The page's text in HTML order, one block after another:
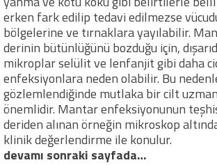
erken fark edilip tedavi edilmezse
bölgelerine ve tırnaklara yayılabilir.
derinin bütünlüğünü bozduğu için,
mikroplar selülit ve lenfanjit gibi daha
enfeksiyonlara neden olabilir. Bu
gözlemlendiğinde mutlaka bir cilt
önemlidir. Mantar enfeksiyonunun
deriden alınan örneğin mikroskop
klinik değerlendirme ile konulur.
devamı sonraki sayfada…